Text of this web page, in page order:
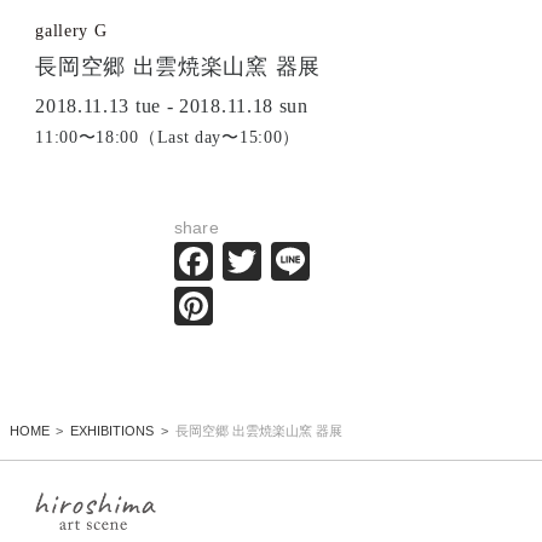
gallery G
長岡空郷 出雲焼楽山窯 器展
2018.11.13 tue - 2018.11.18 sun
11:00〜18:00（Last day〜15:00）
share
Facebook
Twitter
HOME EXHIBITIONS 長岡空郷 出雲焼楽山窯 器展